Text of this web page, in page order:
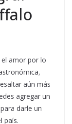
el amor por lo
aún más
agregar un
darle un
país.